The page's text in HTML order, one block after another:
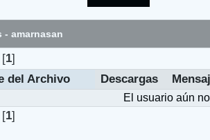
- amarnasan
[1]
del Archivo
Descargas
El usuario aún
[1]